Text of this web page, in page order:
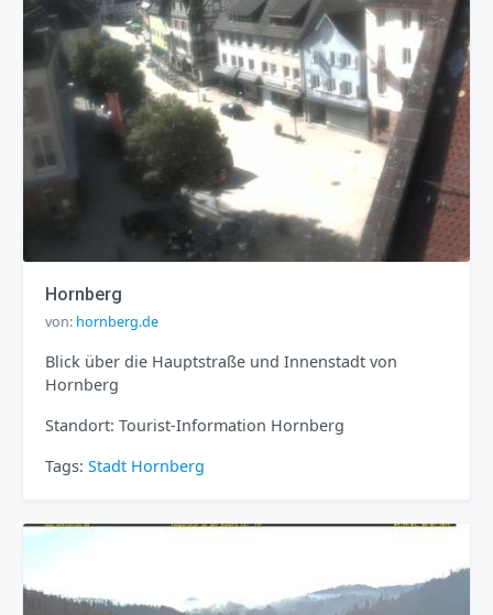
Hornberg
von: hornberg.de
Blick über die Hauptstraße und Innenstadt von
Hornberg
Standort: Tourist-Information Hornberg
Tags: Stadt Hornberg